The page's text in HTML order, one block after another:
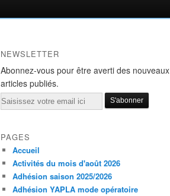
NEWSLETTER
Abonnez-vous pour être averti des nouveaux
articles publiés.
Email
PAGES
Accueil
Activités du mois d'août 2026
Adhésion saison 2025/2026
Adhésion YAPLA mode opératoire